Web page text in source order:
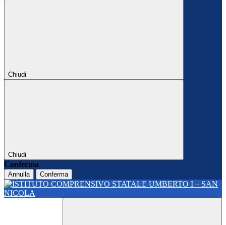
Chiudi
Chiudi
Conferma
Annulla Conferma